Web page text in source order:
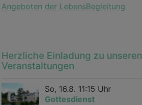
Angeboten der LebensBegleitung
Herzliche Einladung zu unseren
Veranstaltungen
So, 16.8. 11:15 Uhr
Gottesdienst